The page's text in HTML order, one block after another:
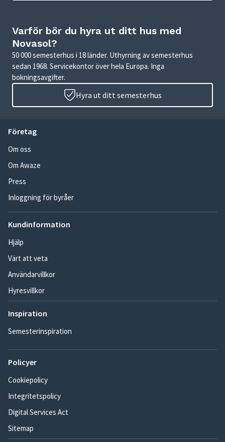
Varför bör du hyra ut ditt hus med
Novasol?
50 000 semesterhus i 18 länder. Uthyrning av semesterhus
sedan 1968. Servicekontor över hela Europa. Inga
bokningsavgifter.
Hyra ut ditt semesterhus
Företag
Om oss
Om Awaze
Press
Inloggning för byråer
Kundinformation
Hjälp
Värt att veta
Användarvillkor
Hyresvillkor
Inspiration
Semesterinspiration
Policyer
Cookiepolicy
Integritetspolicy
Digital Services Act
Sitemap